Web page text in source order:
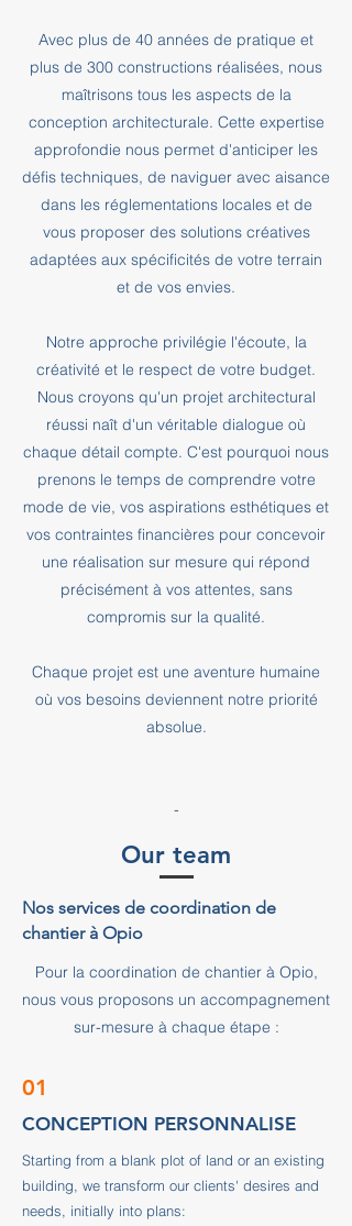
Avec plus de 40 années de pratique et
plus de 300 constructions réalisées, nous
maîtrisons tous les aspects de la
conception architecturale. Cette expertise
approfondie nous permet d'anticiper les
défis techniques, de naviguer avec aisance
dans les réglementations locales et de
vous proposer des solutions créatives
adaptées aux spécificités de votre terrain
et de vos envies.
Notre approche privilégie l'écoute, la
créativité et le respect de votre budget.
Nous croyons qu'un projet architectural
réussi naît d'un véritable dialogue où
chaque détail compte. C'est pourquoi nous
prenons le temps de comprendre votre
mode de vie, vos aspirations esthétiques et
vos contraintes financières pour concevoir
une réalisation sur mesure qui répond
précisément à vos attentes, sans
compromis sur la qualité.
Chaque projet est une aventure humaine
où vos besoins deviennent notre priorité
absolue.
-
Our team
Nos services de coordination de
chantier à Opio
Pour la coordination de chantier à Opio,
nous vous proposons un accompagnement
sur-mesure à chaque étape :
01
CONCEPTION PERSONNALISE
Starting from a blank plot of land or an existing
building, we transform our clients' desires and
needs, initially into plans: